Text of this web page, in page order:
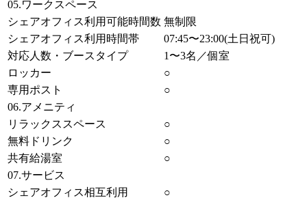
05.ワークスペース
シェアオフィス利用可能時間数 無制限
シェアオフィス利用時間帯
07:45〜23:00(土日祝可)
対応人数・ブースタイプ
1〜3名／個室
ロッカー
○
専用ポスト
○
06.アメニティ
リラックススペース
○
無料ドリンク
○
共有給湯室
○
07.サービス
シェアオフィス相互利用
○